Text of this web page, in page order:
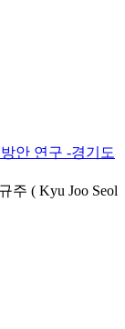
안 연구 -경기도
주 ( Kyu Joo Seol